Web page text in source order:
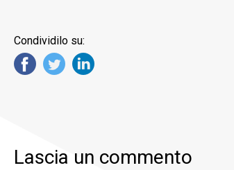
Condividilo su:
Lascia un commento